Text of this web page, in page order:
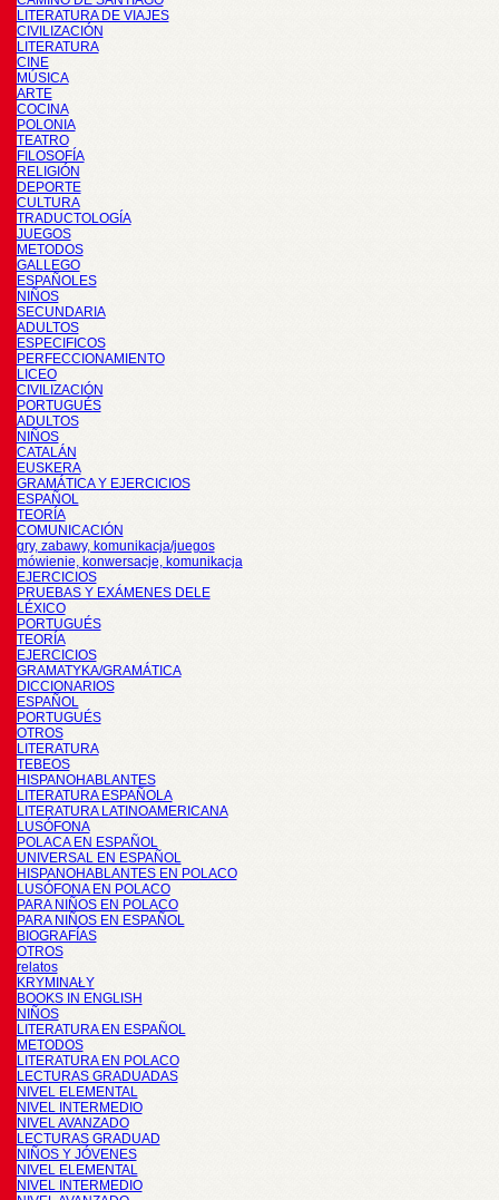
LITERATURA DE VIAJES
CIVILIZACIÓN
LITERATURA
CINE
MÚSICA
ARTE
COCINA
POLONIA
TEATRO
FILOSOFÍA
RELIGIÓN
DEPORTE
CULTURA
TRADUCTOLOGÍA
JUEGOS
METODOS
GALLEGO
ESPAÑOLES
NIÑOS
SECUNDARIA
ADULTOS
ESPECIFICOS
PERFECCIONAMIENTO
LICEO
CIVILIZACIÓN
PORTUGUÉS
ADULTOS
NIÑOS
CATALÁN
EUSKERA
GRAMÁTICA Y EJERCICIOS
ESPAÑOL
TEORÍA
COMUNICACIÓN
gry, zabawy, komunikacja/juegos
mówienie, konwersacje, komunikacja
EJERCICIOS
PRUEBAS Y EXÁMENES DELE
LÉXICO
PORTUGUÉS
TEORÍA
EJERCICIOS
GRAMATYKA/GRAMÁTICA
DICCIONARIOS
ESPAÑOL
PORTUGUÉS
OTROS
LITERATURA
TEBEOS
HISPANOHABLANTES
LITERATURA ESPAÑOLA
LITERATURA LATINOAMERICANA
LUSÓFONA
POLACA EN ESPAÑOL
UNIVERSAL EN ESPAÑOL
HISPANOHABLANTES EN POLACO
LUSÓFONA EN POLACO
PARA NIÑOS EN POLACO
PARA NIÑOS EN ESPAÑOL
BIOGRAFÍAS
OTROS
relatos
KRYMINAŁY
BOOKS IN ENGLISH
NIÑOS
LITERATURA EN ESPAÑOL
METODOS
LITERATURA EN POLACO
LECTURAS GRADUADAS
NIVEL ELEMENTAL
NIVEL INTERMEDIO
NIVEL AVANZADO
LECTURAS GRADUAD
NIÑOS Y JÓVENES
NIVEL ELEMENTAL
NIVEL INTERMEDIO